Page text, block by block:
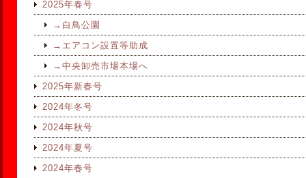
2025年春号
→白鳥公園
→エアコン設置等助成
→中央卸売市場本場へ
2025年新春号
2024年冬号
2024年秋号
2024年夏号
2024年春号